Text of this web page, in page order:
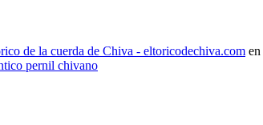
de la cuerda de Chiva - eltoricodechiva.com en
pernil chivano